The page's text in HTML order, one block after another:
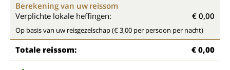
Berekening van uw reissom
Verplichte lokale heffingen:
€ 0,00
Op basis van uw reisgezelschap (€ 3,00 per persoon per nacht)
Totale reissom: € 0,00